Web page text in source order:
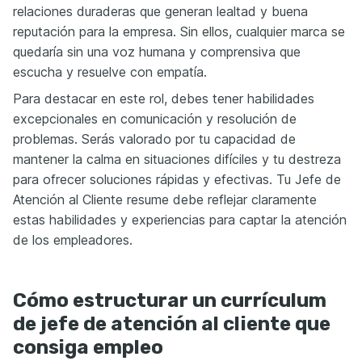
relaciones duraderas que generan lealtad y buena
reputación para la empresa. Sin ellos, cualquier marca se
quedaría sin una voz humana y comprensiva que
escucha y resuelve con empatía.
Para destacar en este rol, debes tener habilidades
excepcionales en comunicación y resolución de
problemas. Serás valorado por tu capacidad de
mantener la calma en situaciones difíciles y tu destreza
para ofrecer soluciones rápidas y efectivas. Tu Jefe de
Atención al Cliente resume debe reflejar claramente
estas habilidades y experiencias para captar la atención
de los empleadores.
Cómo estructurar un currículum
de jefe de atención al cliente que
consiga empleo